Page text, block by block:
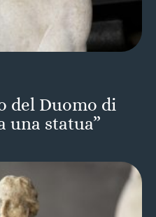
del Duomo di
una statua”